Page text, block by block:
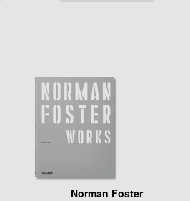
Norman Foster